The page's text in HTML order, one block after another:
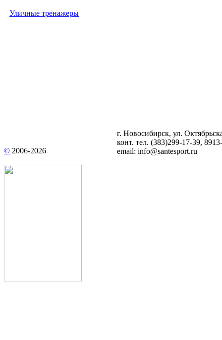
Уличные тренажеры
© 2006-2026
г. Новосибирск, ул.
конт. тел. (383)299-17-39,
email: info@santesport.ru